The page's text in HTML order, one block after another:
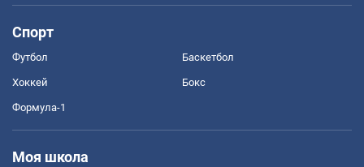
Спорт
Футбол Баскетбол
Хоккей Бокс
Формула-1
Моя школа